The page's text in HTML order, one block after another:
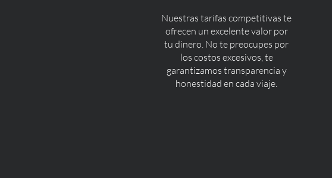
Nuestras tarifas competitivas te
ofrecen un excelente valor por
tu dinero. No te preocupes por
los costos excesivos, te
garantizamos transparencia y
honestidad en cada viaje.